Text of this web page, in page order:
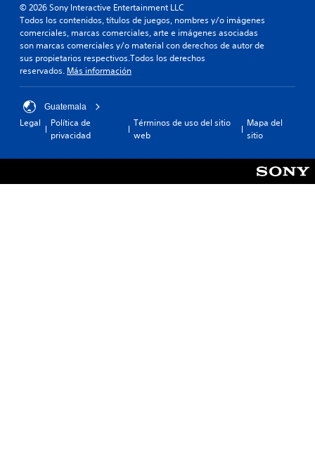
© 2026 Sony Interactive Entertainment LLC
Todos los contenidos, títulos de juegos, nombres y/o imágenes
comerciales, marcas comerciales, arte e imágenes asociadas
son marcas comerciales y/o material con derechos de autor de
sus propietarios respectivos.Todos los derechos
reservados. Más información
Guatemala
Legal
Política de
privacidad
Términos de uso del sitio
web
Mapa del
sitio